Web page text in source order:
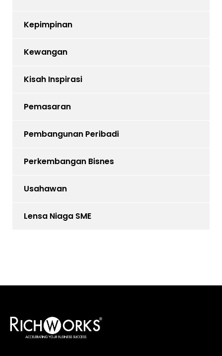
Kepimpinan
Kewangan
Kisah Inspirasi
Pemasaran
Pembangunan Peribadi
Perkembangan Bisnes
Usahawan
Lensa Niaga SME